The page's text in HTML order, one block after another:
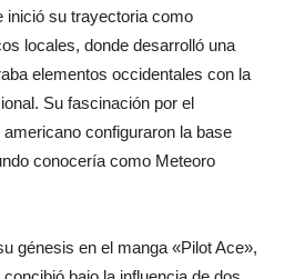
inició su trayectoria como
locales, donde desarrolló una
elementos occidentales con la
Su fascinación por el
configuraron la base
conocería como Meteoro
génesis en el manga «Pilot Ace»,